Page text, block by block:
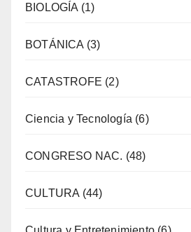
BIOLOGÍA (1)
BOTÁNICA (3)
CATASTROFE (2)
Ciencia y Tecnología (6)
CONGRESO NAC. (48)
CULTURA (44)